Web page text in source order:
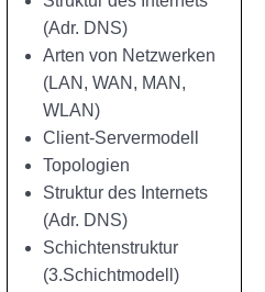
(Adr. DNS)
Arten von Netzwerken
(LAN, WAN, MAN,
WLAN)
Client-Servermodell
Topologien
Struktur des Internets
(Adr. DNS)
Schichtenstruktur
(3.Schichtmodell)